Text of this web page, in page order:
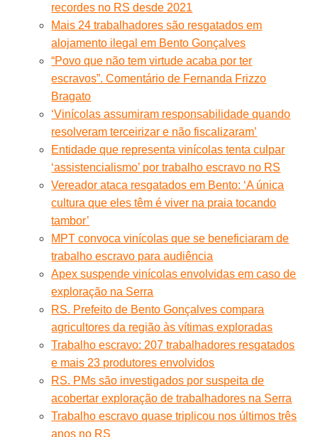
recordes no RS desde 2021
Mais 24 trabalhadores são resgatados em
alojamento ilegal em Bento Gonçalves
“Povo que não tem virtude acaba por ter
escravos”. Comentário de Fernanda Frizzo
Bragato
‘Vinícolas assumiram responsabilidade quando
resolveram terceirizar e não fiscalizaram’
Entidade que representa vinícolas tenta culpar
‘assistencialismo’ por trabalho escravo no RS
Vereador ataca resgatados em Bento: ‘A única
cultura que eles têm é viver na praia tocando
tambor’
MPT convoca vinícolas que se beneficiaram de
trabalho escravo para audiência
Apex suspende vinícolas envolvidas em caso de
exploração na Serra
RS. Prefeito de Bento Gonçalves compara
agricultores da região às vítimas exploradas
Trabalho escravo: 207 trabalhadores resgatados
e mais 23 produtores envolvidos
RS. PMs são investigados por suspeita de
acobertar exploração de trabalhadores na Serra
Trabalho escravo quase triplicou nos últimos três
anos no RS